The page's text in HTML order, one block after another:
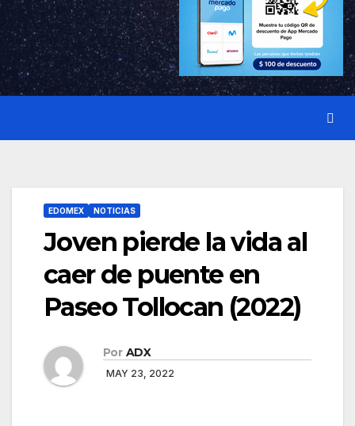
EDOMEX NOTICIAS
Joven pierde la vida al
caer de puente en
Paseo Tollocan (2022)
Por ADX
MAY 23, 2022